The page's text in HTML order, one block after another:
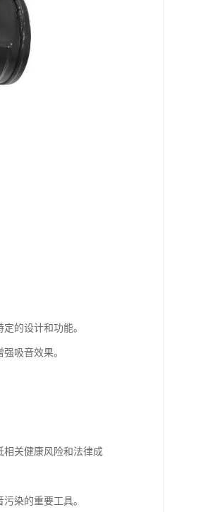
的设计和功能。
吸音效果。
相关健康风险和法律成
染的重要工具。